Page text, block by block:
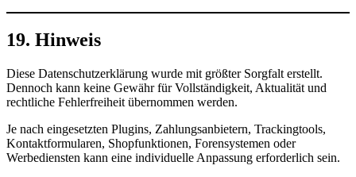
19. Hinweis
Diese Datenschutzerklärung wurde mit größter Sorgfalt erstellt.
Dennoch kann keine Gewähr für Vollständigkeit, Aktualität und
rechtliche Fehlerfreiheit übernommen werden.
Je nach eingesetzten Plugins, Zahlungsanbietern, Trackingtools,
Kontaktformularen, Shopfunktionen, Forensystemen oder
Werbediensten kann eine individuelle Anpassung erforderlich sein.